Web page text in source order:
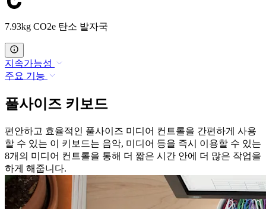
7.93kg CO2e 탄소 발자국
지속가능성
주요 기능
풀사이즈 키보드
편안하고 효율적인 풀사이즈 미디어 컨트롤을 간편하게 사용
할 수 있는 이 키보드는 음악, 미디어 등을 즉시 이용할 수 있는
8개의 미디어 컨트롤을 통해 더 짧은 시간 안에 더 많은 작업을
하게 해줍니다.